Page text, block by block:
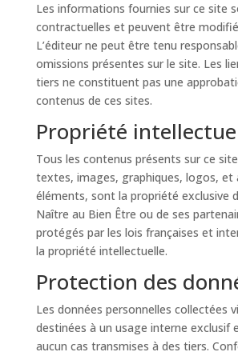
Les informations fournies sur ce site
contractuelles et peuvent être
L’éditeur ne peut être tenu
omissions présentes sur le site. Les
tiers ne constituent pas une
contenus de ces sites.
Propriété
Tous les contenus présents sur ce
textes, images, graphiques, logos, et
éléments, sont la propriété exclusive
Naître au Bien Être ou de ses
protégés par les lois françaises et
la propriété intellectuelle.
Protection des
Les données personnelles collectées
destinées à un usage interne exclusif
aucun cas transmises à des tiers.